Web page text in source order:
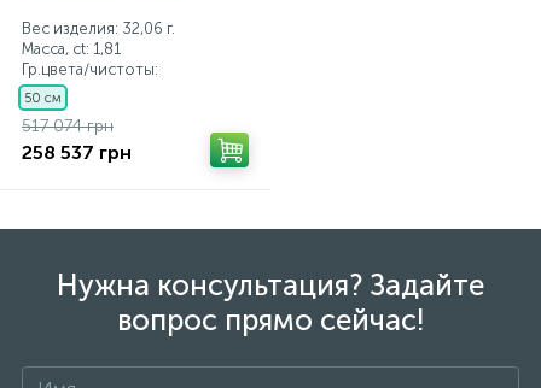
Вес изделия: 32,06 г.
Масса, ct: 1,81
Гр.цвета/чистоты:
50 см
517 074 грн
258 537 грн
Нужна консультация? Задайте
вопрос прямо сейчас!